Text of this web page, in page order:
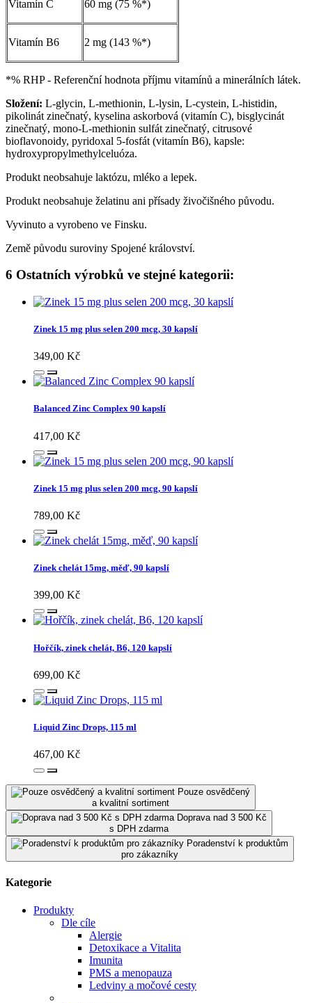
Vitamín C 60 mg (75 %*)
Vitamín B6 2 mg (143 %*)
*% RHP - Referenční hodnota příjmu vitamínů a minerálních látek.
Složení: L-glycin, L-methionin, L-lysin, L-cystein, L-histidin,
pikolinát zinečnatý, kyselina askorbová (vitamín C), bisglycinát
zinečnatý, mono-L-methionin sulfát zinečnatý, citrusové
bioflavonoidy, pyridoxal 5-fosfát (vitamín B6), kapsle:
hydroxypropylmethylceluóza.
Produkt neobsahuje laktózu, mléko a lepek.
Produkt neobsahuje želatinu ani přísady živočišného původu.
Vyvinuto a vyrobeno ve Finsku.
Země původu suroviny Spojené království.
6 Ostatních výrobků ve stejné kategorii:
Zinek 15 mg plus selen 200 mcg, 30 kapslí
349,00 Kč
Balanced Zinc Complex 90 kapslí
417,00 Kč
Zinek 15 mg plus selen 200 mcg, 90 kapslí
789,00 Kč
Zinek chelát 15mg, měď, 90 kapslí
399,00 Kč
Hořčík, zinek chelát, B6, 120 kapslí
699,00 Kč
Liquid Zinc Drops, 115 ml
467,00 Kč
Pouze osvědčený
a kvalitní sortiment
Doprava nad 3 500 Kč
s DPH zdarma
Poradenství k produktům
pro zákazníky
Kategorie
Produkty
Dle cíle
Alergie
Detoxikace a Vitalita
Imunita
PMS a menopauza
Ledviny a močové cesty